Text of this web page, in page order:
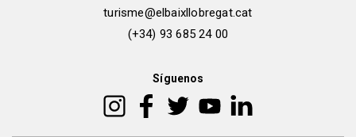
turisme@elbaixllobregat.cat
(+34) 93 685 24 00
Síguenos